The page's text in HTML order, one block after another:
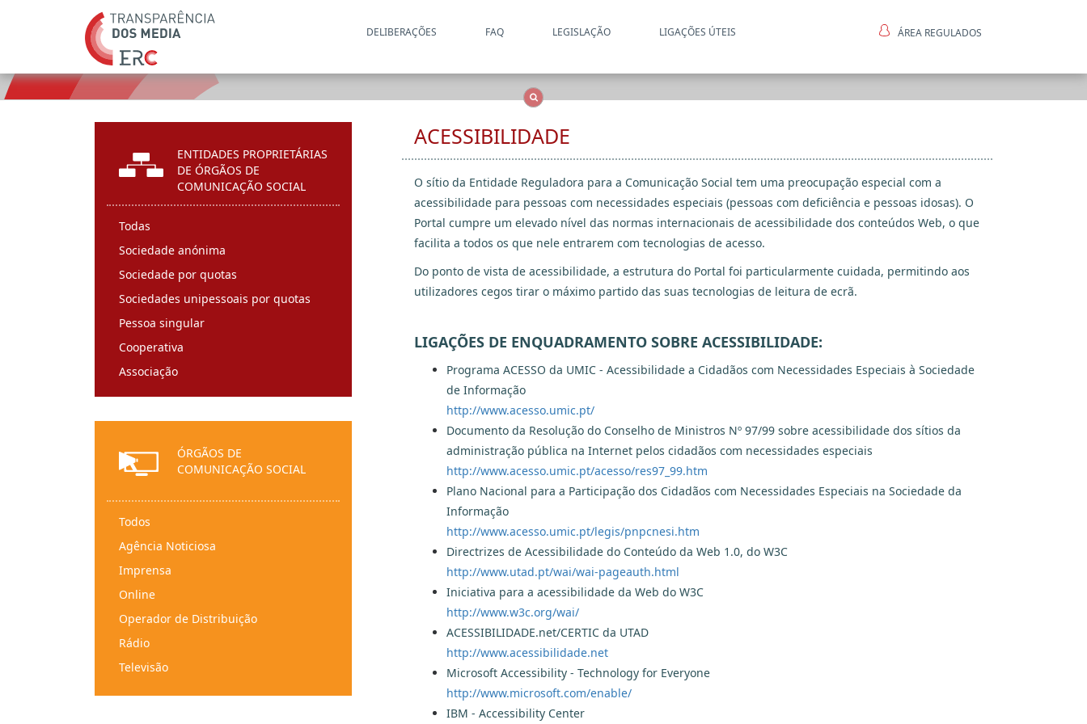
DELIBERAÇÕES FAQ LEGISLAÇÃO LIGAÇÕES ÚTEIS ÁREA REGULADOS
ACESSIBILIDADE
O sítio da Entidade Reguladora para a Comunicação Social tem uma preocupação especial com a
acessibilidade para pessoas com necessidades especiais (pessoas com deficiência e pessoas idosas). O
Portal cumpre um elevado nível das normas internacionais de acessibilidade dos conteúdos Web, o que
facilita a todos os que nele entrarem com tecnologias de acesso.
Do ponto de vista de acessibilidade, a estrutura do Portal foi particularmente cuidada, permitindo aos
utilizadores cegos tirar o máximo partido das suas tecnologias de leitura de ecrã.
LIGAÇÕES DE ENQUADRAMENTO SOBRE ACESSIBILIDADE:
Programa ACESSO da UMIC - Acessibilidade a Cidadãos com Necessidades Especiais à Sociedade
de Informação
http://www.acesso.umic.pt/
Documento da Resolução do Conselho de Ministros Nº 97/99 sobre acessibilidade dos sítios da
administração pública na Internet pelos cidadãos com necessidades especiais
http://www.acesso.umic.pt/acesso/res97_99.htm
Plano Nacional para a Participação dos Cidadãos com Necessidades Especiais na Sociedade da
Informação
http://www.acesso.umic.pt/legis/pnpcnesi.htm
Directrizes de Acessibilidade do Conteúdo da Web 1.0, do W3C
http://www.utad.pt/wai/wai-pageauth.html
Iniciativa para a acessibilidade da Web do W3C
http://www.w3c.org/wai/
ACESSIBILIDADE.net/CERTIC da UTAD
http://www.acessibilidade.net
Microsoft Accessibility - Technology for Everyone
http://www.microsoft.com/enable/
IBM - Accessibility Center
ENTIDADES PROPRIETÁRIAS
DE ÓRGÃOS DE
COMUNICAÇÃO SOCIAL
Todas
Sociedade anónima
Sociedade por quotas
Sociedades unipessoais por quotas
Pessoa singular
Cooperativa
Associação
Entidade religiosa
Sociedade de direito estrangeiro
Instituição particular de solidariedade
social
Ordem profissional
Partido político
Sindicato/organização sindical
ÓRGÃOS DE
COMUNICAÇÃO SOCIAL
Todos
Agência Noticiosa
Imprensa
Online
Operador de Distribuição
Rádio
Televisão